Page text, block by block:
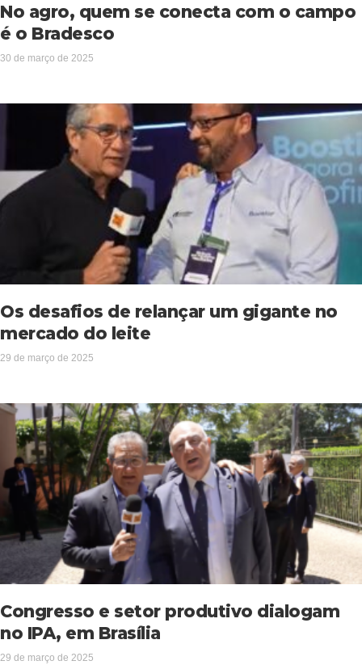
No agro, quem se conecta com o campo
é o Bradesco
30 de março de 2025
Os desafios de relançar um gigante no
mercado do leite
29 de março de 2025
Congresso e setor produtivo dialogam
no IPA, em Brasília
29 de março de 2025